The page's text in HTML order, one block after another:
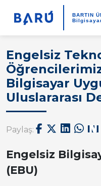
BARTIN
Engelsiz
Bilgisayar
Uluslararası
Paylaş:
Engelsiz
(EBU)